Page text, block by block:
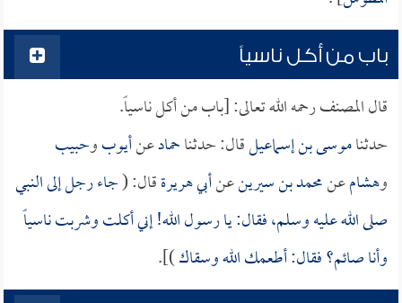
باب من أكل ناسياً
قال المصنف رحمه الله تعالى: [باب من أكل ناسياً.
حدثناموسى بن إسماعيلقال: حدثناحمادعنأيوبوحبيب
وهشامعنمحمد بن سيرينعنأبي هريرةقال: (جاء رجل إلى النبي
صلى الله عليه وسلم، فقال: يا رسول الله! إني أكلت وشربت ناسياً
وأنا صائم؟ فقال: أطعمك الله وسقاك)].